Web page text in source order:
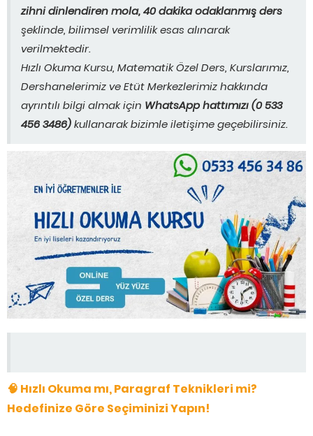
zihni dinlendiren mola, 40 dakika odaklanmış ders
şeklinde, bilimsel verimlilik esas alınarak
verilmektedir.
Hızlı Okuma Kursu, Matematik Özel Ders, Kurslarımız,
Dershanelerimiz ve Etüt Merkezlerimiz hakkında
ayrıntılı bilgi almak için WhatsApp hattımızı (0 533
456 3486)kullanarak bizimle iletişime geçebilirsiniz.
🧠 Hızlı Okuma mı, Paragraf Teknikleri mi?
Hedefinize Göre Seçiminizi Yapın!